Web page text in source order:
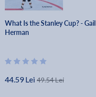
What Is the Stanley Cup? - Gail
Herman
44.59 Lei 49.54 Lei